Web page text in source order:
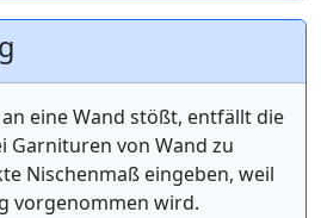
eine Wand stößt, entfällt die
Garnituren von Wand zu
Nischenmaß eingeben, weil
vorgenommen wird.